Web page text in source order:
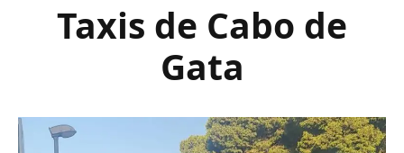
Taxis de Cabo de
Gata